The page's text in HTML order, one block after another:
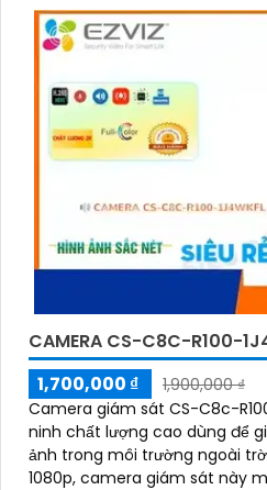
CAMERA CS-C8C-R100-
1,700,000 ₫
1,900,000 ₫
Camera giám sát CS-C8c-
ninh chất lượng cao dùng để
ảnh trong môi trường ngoài trời. Với độ phân giải
1080p, camera giám sát này